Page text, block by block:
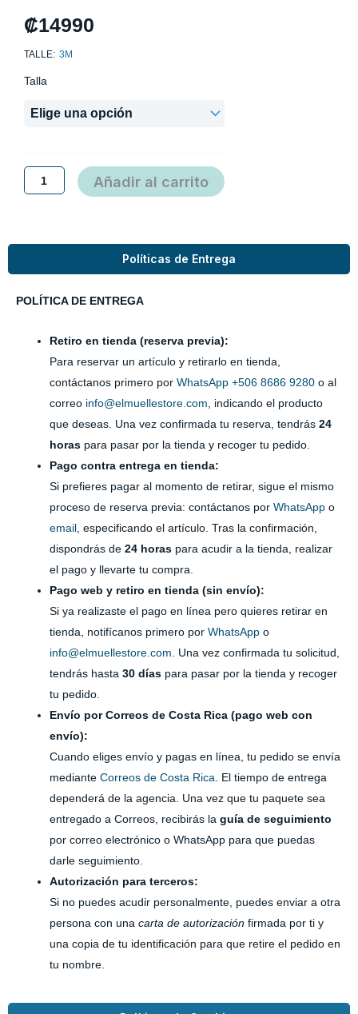
₡14990
TALLE: 3M
Talla
Carter’s
cantidad
Añadir al carrito
Políticas de Entrega
POLÍTICA DE ENTREGA
Retiro en tienda (reserva previa):
Para reservar un artículo y retirarlo en tienda,
contáctanos primero por WhatsApp +506 8686 9280 o al
correo info@elmuellestore.com , indicando el producto
que deseas. Una vez confirmada tu reserva, tendrás 24
horas para pasar por la tienda y recoger tu pedido.
Pago contra entrega en tienda:
Si prefieres pagar al momento de retirar, sigue el mismo
proceso de reserva previa: contáctanos por WhatsApp o
email , especificando el artículo. Tras la confirmación,
dispondrás de 24 horas para acudir a la tienda, realizar
el pago y llevarte tu compra.
Pago web y retiro en tienda (sin envío):
Si ya realizaste el pago en línea pero quieres retirar en
tienda, notifícanos primero por WhatsApp o
info@elmuellestore.com . Una vez confirmada tu solicitud,
tendrás hasta 30 días para pasar por la tienda y recoger
tu pedido.
Envío por Correos de Costa Rica (pago web con
envío):
Cuando eliges envío y pagas en línea, tu pedido se envía
mediante Correos de Costa Rica . El tiempo de entrega
dependerá de la agencia. Una vez que tu paquete sea
entregado a Correos, recibirás la guía de seguimiento
por correo electrónico o WhatsApp para que puedas
darle seguimiento.
Autorización para terceros:
Si no puedes acudir personalmente, puedes enviar a otra
persona con una carta de autorización firmada por ti y
una copia de tu identificación para que retire el pedido en
tu nombre.